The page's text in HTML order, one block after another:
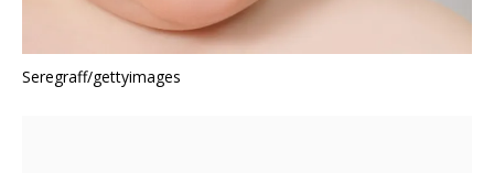
Seregraff/gettyimages